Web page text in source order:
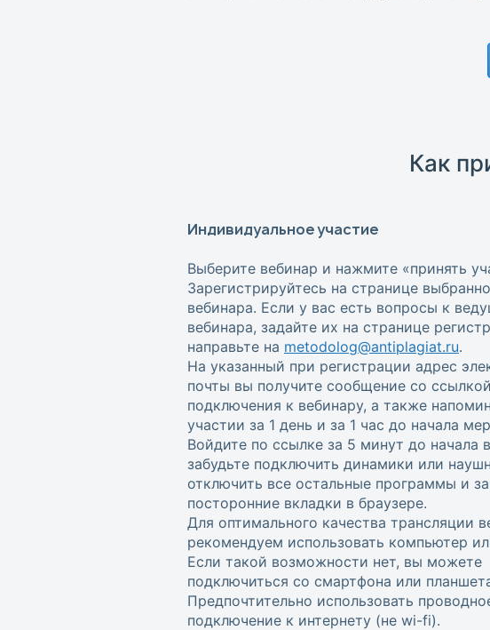
Как
Индивидуальное участие
Выберите вебинар и нажмите «принять
Зарегистрируйтесь на странице
вебинара. Если у вас есть вопросы к
вебинара, задайте их на странице
направьте на metodolog@antiplagiat.ru.
На указанный при регистрации адрес
почты вы получите сообщение со
подключения к вебинару, а также
участии за 1 день и за 1 час до начала
Войдите по ссылке за 5 минут до начала
забудьте подключить динамики или
отключить все остальные программы и
посторонние вкладки в браузере.
Для оптимального качества трансляции
рекомендуем использовать компьютер
Если такой возможности нет, вы можете
подключиться со смартфона или
Предпочтительно использовать
подключение к интернету (не wi-fi).